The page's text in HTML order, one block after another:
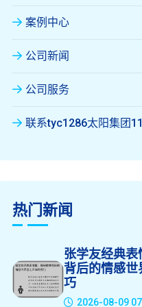
案例中心
公司新闻
公司服务
联系tyc1286太阳集团
热门新闻
张学友经典
背后的情感
巧
2026-08-09